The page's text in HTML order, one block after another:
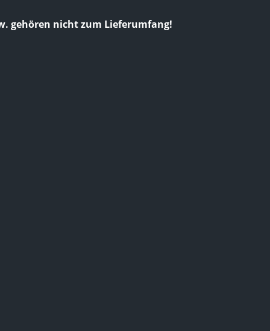
gehören nicht zum Lieferumfang!